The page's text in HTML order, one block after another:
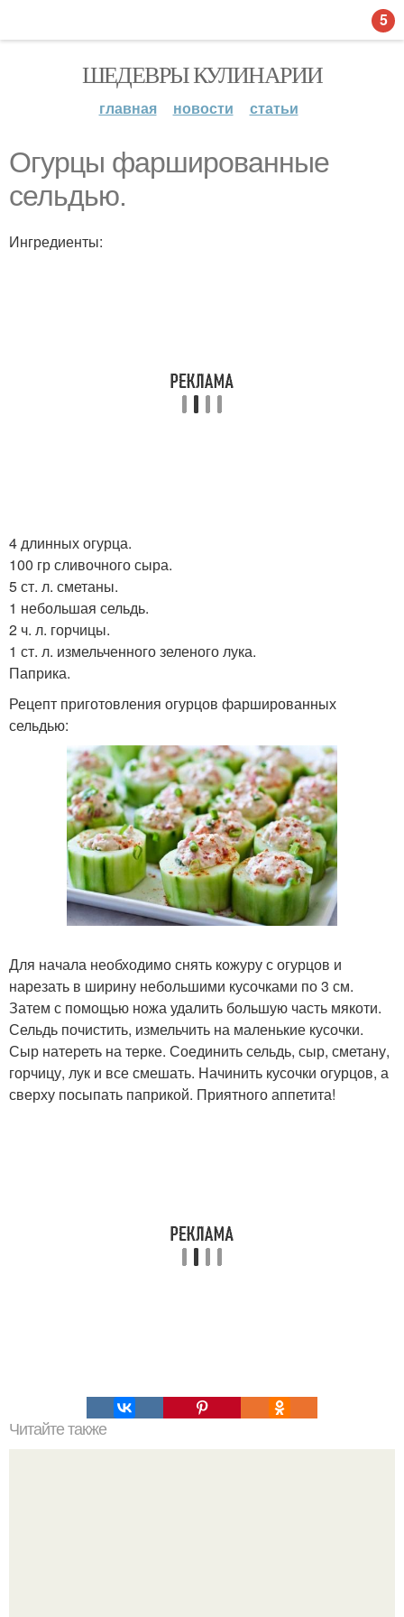
ШЕДЕВРЫ КУЛИНАРИИ
главная новости статьи
Огурцы фаршированные
сельдью.
Ингредиенты:
4 длинных огурца.
100 гр сливочного сыра.
5 ст. л. сметаны.
1 небольшая сельдь.
2 ч. л. горчицы.
1 ст. л. измельченного зеленого лука.
Паприка.
Рецепт приготовления огурцов фаршированных
сельдью:
Для начала необходимо снять кожуру с огурцов и
нарезать в ширину небольшими кусочками по 3 см.
Затем с помощью ножа удалить большую часть мякоти.
Сельдь почистить, измельчить на маленькие кусочки.
Сыр натереть на терке. Соединить сельдь, сыр, сметану,
горчицу, лук и все смешать. Начинить кусочки огурцов, а
сверху посыпать паприкой. Приятного аппетита!
Читайте также
5